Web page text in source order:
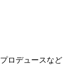
ロデュースなど